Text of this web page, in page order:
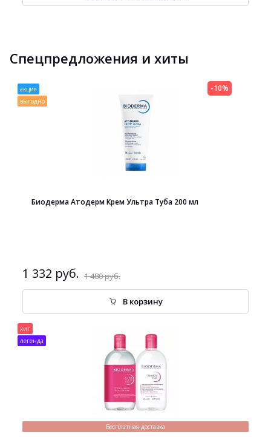
Спецпредложения и хиты
акция
выгодно
Биодерма Атодерм Крем Ультра Туба 200 мл
1 332 руб. 1 480 руб.
-10%
В корзину
хит
легенда
Бесплатная доставка